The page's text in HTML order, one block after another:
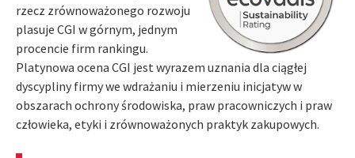
rzecz zrównoważonego rozwoju
plasuje CGI w górnym, jednym
procencie firm rankingu.
Platynowa ocena CGI jest wyrazem uznania dla ciągłej
dyscypliny firmy we wdrażaniu i mierzeniu inicjatyw w
obszarach ochrony środowiska, praw pracowniczych i praw
człowieka, etyki i zrównoważonych praktyk zakupowych.